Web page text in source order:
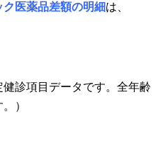
医薬品差額の明細は、
健診項目データです。全年齢
）